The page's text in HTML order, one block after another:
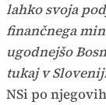
lahko svoja
finančnega
ugodnejšo
tukaj v
NSi po